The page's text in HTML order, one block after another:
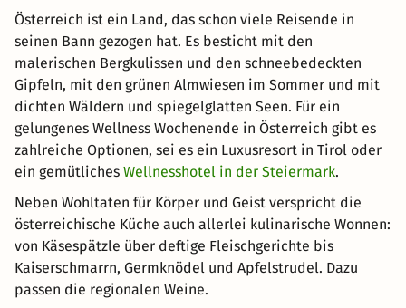
Österreich ist ein Land, das schon viele Reisende in
seinen Bann gezogen hat. Es besticht mit den
malerischen Bergkulissen und den schneebedeckten
Gipfeln, mit den grünen Almwiesen im Sommer und mit
dichten Wäldern und spiegelglatten Seen. Für ein
gelungenes Wellness Wochenende in Österreich gibt es
zahlreiche Optionen, sei es ein Luxusresort in Tirol oder
ein gemütliches Wellnesshotel in der Steiermark.
Neben Wohltaten für Körper und Geist verspricht die
österreichische Küche auch allerlei kulinarische Wonnen:
von Käsespätzle über deftige Fleischgerichte bis
Kaiserschmarrn, Germknödel und Apfelstrudel. Dazu
passen die regionalen Weine.